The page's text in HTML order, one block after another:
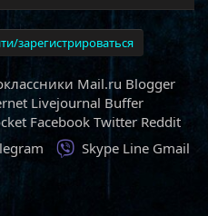
зарегистрироваться
Mail.ru Blogger
Livejournal Buffer
Facebook Twitter Reddit
Viber
Skype Line Gmail